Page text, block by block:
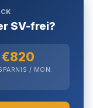
SV-frei?
€820
/ MON.